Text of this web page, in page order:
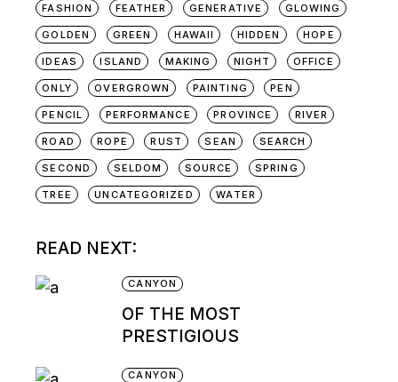
FASHION FEATHER GENERATIVE GLOWING
GOLDEN GREEN HAWAII HIDDEN HOPE
IDEAS ISLAND MAKING NIGHT OFFICE
ONLY OVERGROWN PAINTING PEN
PENCIL PERFORMANCE PROVINCE RIVER
ROAD ROPE RUST SEAN SEARCH
SECOND SELDOM SOURCE SPRING
TREE UNCATEGORIZED WATER
READ NEXT:
CANYON
OF THE MOST
PRESTIGIOUS
CANYON